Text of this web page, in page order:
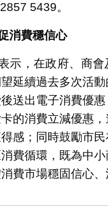
5439。
消費穩信心
示，在政府、商會
延續過去多次活
送出電子消費優
的消費立減優惠
感；同時鼓勵市民
費循環，既為中
費市場穩固信心、